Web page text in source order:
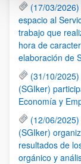
(17/03/
espacio al
trabajo que
hora de
elaboración de
(31/10/
(SGIker)
Economía y
(12/06/
(SGIker)
resultados de
orgánico y